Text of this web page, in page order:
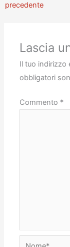
precedente
Lascia
Il tuo indirizzo
obbligatori
Commento *
Nome*